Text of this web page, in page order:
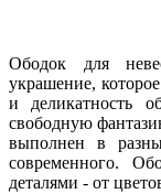
Ободок для
украшение,
и деликатность
свободную
выполнен в
современного.
деталями - от